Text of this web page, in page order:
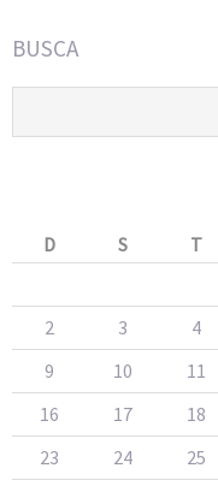
BUSCA
D
S T
2
3 4
9
10 11
16
17 18
23
24 25